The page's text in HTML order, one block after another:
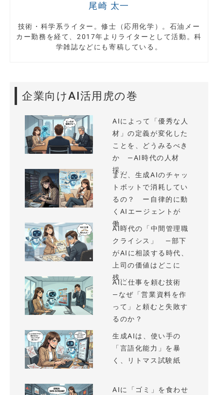
尾崎 太一
技術・科学系ライター。修士（応用化学）。石油メー
カー勤務を経て、2017年よりライターとして活動。科
学雑誌などにも寄稿している。
企業向けAI活用虎の巻
AIによって「優秀な人
材」の定義が変化した
ことを、どうみるべき
か —AI時代の人材
採...
まだ、生成AIのチャッ
トボットで消耗してい
るの？ ー自律的に動
くAIエージェントが
働...
AI時代の「中間管理職
クライシス」 —部下
がAIに相談する時代、
上司の価値はどこに
残...
AIに仕事を頼む技術
—なぜ「営業資料を作
って」と頼むと失敗す
るのか？
生成AIは、使い手の
「言語化能力」を暴
く、リトマス試験紙
AIに「ゴミ」を食わせ